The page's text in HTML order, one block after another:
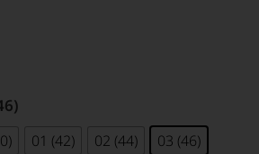
01 (42) 02 (44)
03 (46)